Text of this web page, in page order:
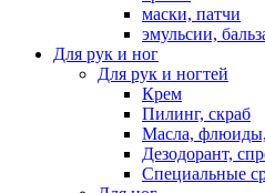
маски, патчи
эмульсии,
Для рук и ног
Для рук и ногтей
Крем
Пилинг, скраб
Масла,
Дезодорант,
Специальные